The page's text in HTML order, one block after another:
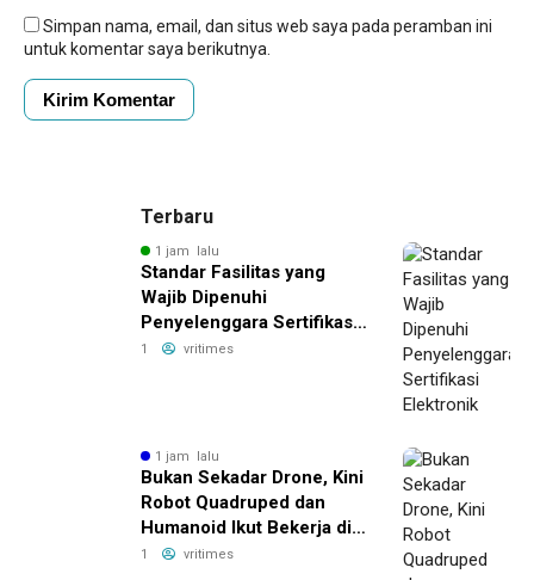
Simpan nama, email, dan situs web saya pada peramban ini
untuk komentar saya berikutnya.
Terbaru
1 jam lalu
Standar Fasilitas yang
Wajib Dipenuhi
Penyelenggara Sertifikasi
Elektronik
1 vritimes
1 jam lalu
Bukan Sekadar Drone, Kini
Robot Quadruped dan
Humanoid Ikut Bekerja di
Lapangan
1 vritimes